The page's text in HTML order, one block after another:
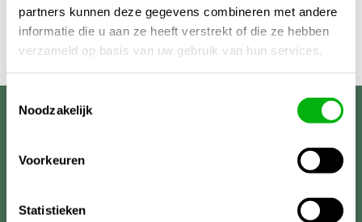
partners kunnen deze gegevens combineren met andere
informatie die u aan ze heeft verstrekt of die ze hebben
verzameld op basis van uw gebruik van hun services.
Noodzakelijk
Voorkeuren
Statistieken
Unigarden